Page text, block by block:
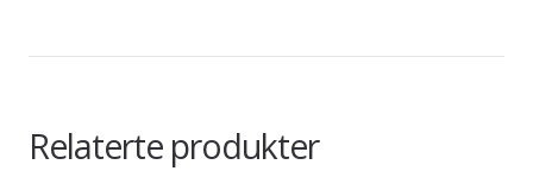
Relaterte produkter